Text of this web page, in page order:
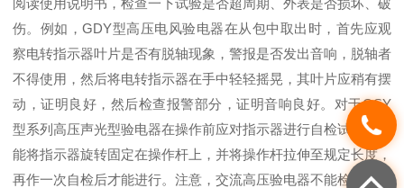
伤。例如，GDY型高压电风验电器在从包中取出时，首先应观
察电转指示器叶片是否有脱轴现象，警报是否发出音响，脱轴者
不得使用，然后将电转指示器在手中轻轻摇晃，其叶片应稍有摆
动，证明良好，然后检查报警部分，证明音响良好。对于GSY
型系列高压声光型验电器在操作前应对指示器进行自检试验，才
能将指示器旋转固定在操作杆上，并将操作杆拉伸至规定长度，
再作一次自检后才能进行。注意，交流高压验电器不能检测直流